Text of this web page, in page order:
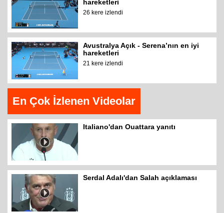
hareketleri
26 kere izlendi
Avustralya Açık - Serena’nın en iyi
hareketleri
21 kere izlendi
En Çok İzlenen Videolar
Italiano'dan Ouattara yanıtı
Serdal Adalı'dan Salah açıklaması